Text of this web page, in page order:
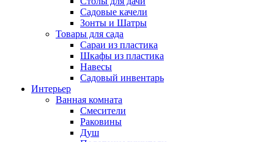
Садовые качели
Зонты и Шатры
Товары для сада
Сараи из пластика
Шкафы из пластика
Навесы
Садовый инвентарь
Интерьер
Ванная комната
Смесители
Раковины
Душ